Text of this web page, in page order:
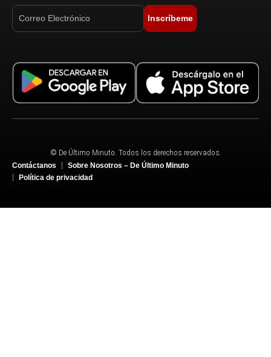
Inscríbeme
© De Último Minuto. Todos los derechos reservados.
Contáctanos
Sobre Nosotros – De Último Minuto
Política de privacidad